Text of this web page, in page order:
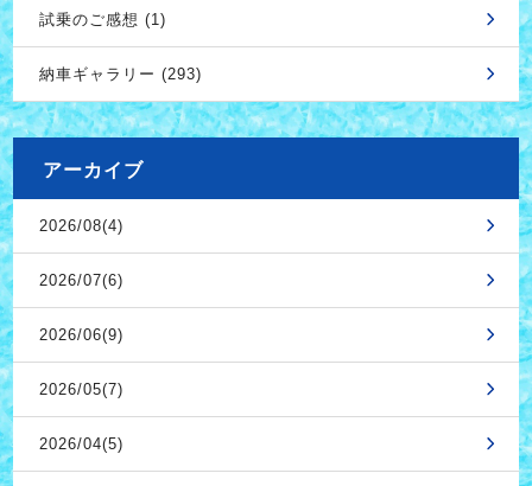
試乗のご感想 (1)
納車ギャラリー (293)
アーカイブ
2026/08(4)
2026/07(6)
2026/06(9)
2026/05(7)
2026/04(5)